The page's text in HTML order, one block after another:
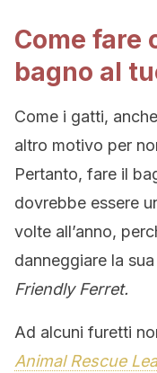
Come fare
bagno al
Come i gatti,
altro motivo per
Pertanto, fare il
dovrebbe essere
volte all’anno,
danneggiare la
Friendly Ferret.
Ad alcuni furetti
Animal Rescue